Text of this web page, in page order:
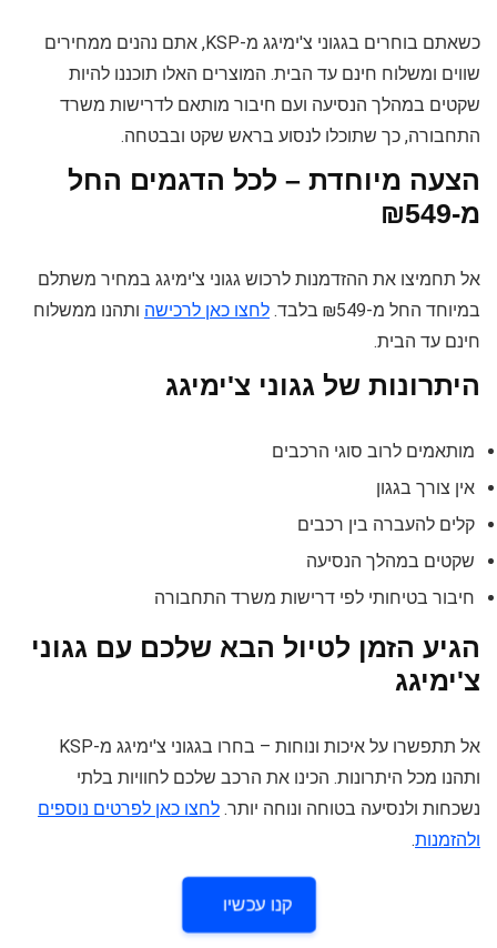
כשאתם בוחרים בגגוני צ'ימיגג מ-KSP, אתם נהנים ממחירים
שווים ומשלוח חינם עד הבית. המוצרים האלו תוכננו להיות
שקטים במהלך הנסיעה ועם חיבור מותאם לדרישות משרד
התחבורה, כך שתוכלו לנסוע בראש שקט ובבטחה.
הצעה מיוחדת – לכל הדגמים החל
מ-₪549
אל תחמיצו את ההזדמנות לרכוש גגוני צ'ימיגג במחיר משתלם
במיוחד החל מ-₪549 בלבד.
לחצו כאן לרכישה ותהנו ממשלוח
חינם עד הבית.
היתרונות של גגוני צ'ימיגג
מותאמים לרוב סוגי הרכבים
אין צורך בגגון
קלים להעברה בין רכבים
שקטים במהלך הנסיעה
חיבור בטיחותי לפי דרישות משרד התחבורה
הגיע הזמן לטיול הבא שלכם עם גגוני
צ'ימיגג
אל תתפשרו על איכות ונוחות – בחרו בגגוני צ'ימיגג מ-KSP
ותהנו מכל היתרונות. הכינו את הרכב שלכם לחוויות בלתי
נשכחות ולנסיעה בטוחה ונוחה יותר. לחצו כאן לפרטים נוספים
ולהזמנות.
קנו עכשיו